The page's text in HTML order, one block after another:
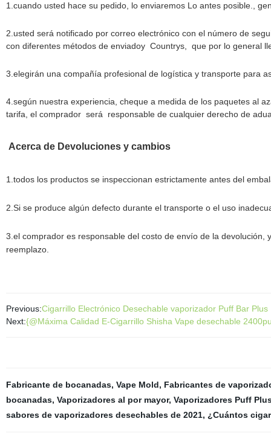
1. cuando usted hace su pedido, lo enviaremos Lo antes posible.,
2.usted será notificado por correo electrónico con el número de
con diferentes métodos de enviadoy Countrys, que por lo general
3.elegirán una compañía profesional de logística y transporte para
4. según nuestra experiencia, cheque a medida de los paquetes al
tarifa , el comprador será responsable de cualquier derecho de
Acerca de Devoluciones y cambios
1.todos los productos se inspeccionan estrictamente antes del
2.Si se produce algún defecto durante el transporte o el uso
3.el comprador es responsable del costo de envío de la
reemplazo.
Previous:Cigarrillo Electrónico Desechable vaporizador Puff Bar Plus
Next:{@Máxima Calidad E-Cigarrillo Shisha Vape desechable
Fabricante de bocanadas, Vape Mold, Fabricantes de
bocanadas, Vaporizadores al por mayor, Vaporizadores Puff
sabores de vaporizadores desechables de 2021, ¿Cuántos